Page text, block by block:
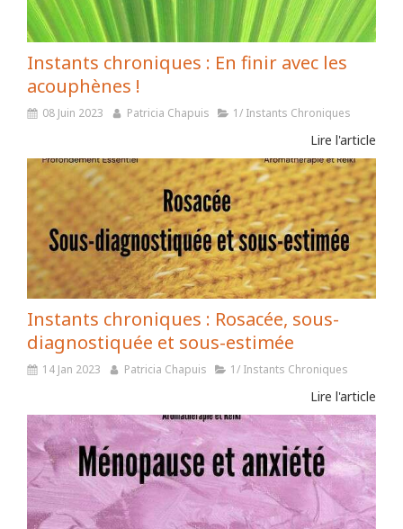
Instants chroniques : En finir avec les
acouphènes !
08 Juin 2023 Patricia Chapuis 1/ Instants Chroniques
Lire l'article
Instants chroniques : Rosacée, sous-
diagnostiquée et sous-estimée
14 Jan 2023 Patricia Chapuis 1/ Instants Chroniques
Lire l'article